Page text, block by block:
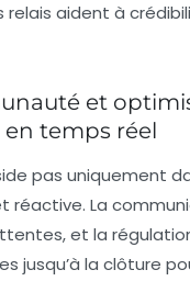
aident à
et
temps réel
pas uniquement
réactive. La
et la
jusqu’à la clôture